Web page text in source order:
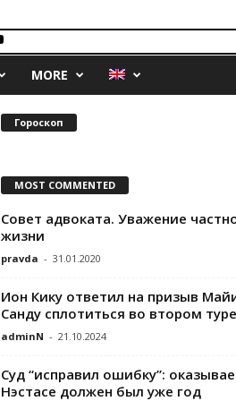
MORE
Гороскоп
MOST COMMENTED
Совет адвоката. Уважение
жизни
pravda - 31.01.2020
Ион Кику ответил на призыв
Санду сплотиться во втором туре
adminN - 21.10.2024
Суд “исправил ошибку”:
Нэстасе должен был уже год